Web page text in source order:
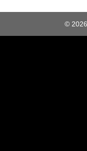
©